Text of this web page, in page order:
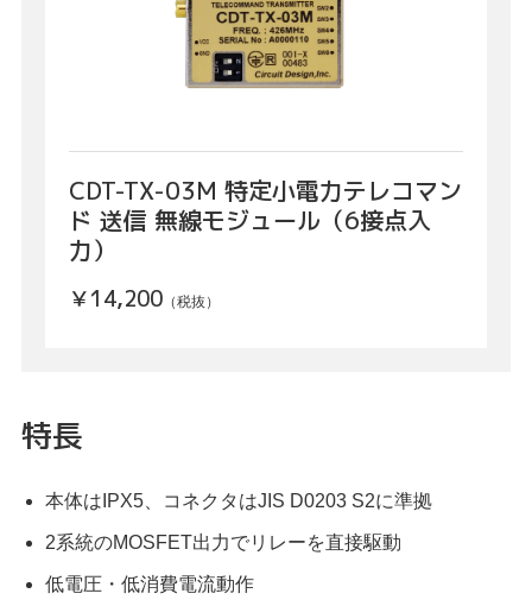
CDT-TX-03M 特定小電力テレコマン
ド 送信 無線モジュール（6接点入
力）
￥14,200（税抜）
特長
本体はIPX5、コネクタはJIS D0203 S2に準拠
2系統のMOSFET出力でリレーを直接駆動
低電圧・低消費電流動作